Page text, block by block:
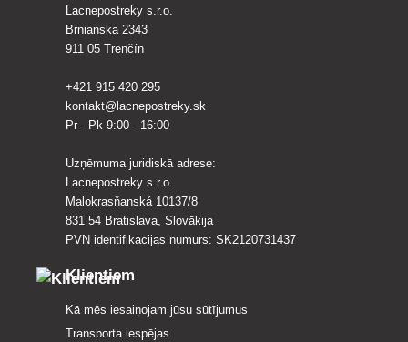
Lacnepostreky s.r.o.
Brnianska 2343
911 05 Trenčín
+421 915 420 295
kontakt@lacnepostreky.sk
Pr - Pk 9:00 - 16:00
Uzņēmuma juridiskā adrese:
Lacnepostreky s.r.o.
Malokrasňanská 10137/8
831 54 Bratislava, Slovākija
PVN identifikācijas numurs: SK2120731437
Klientiem
Kā mēs iesaiņojam jūsu sūtījumus
Transporta iespējas